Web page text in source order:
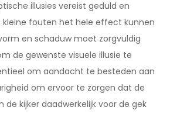
illusies vereist geduld en
kleine fouten het hele effect kunnen
en schaduw moet zorgvuldig
de gewenste visuele illusie te
om aandacht te besteden aan
om ervoor te zorgen dat de
de kijker daadwerkelijk voor de gek